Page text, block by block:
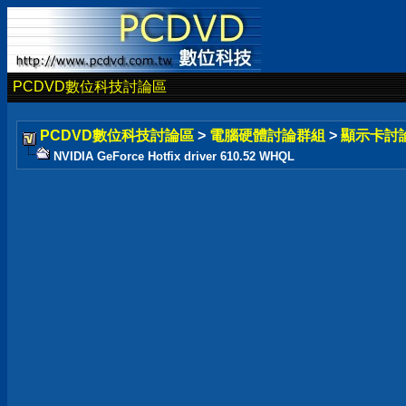
PCDVD數位科技討論區
PCDVD數位科技討論區 > 電腦硬體討論群組 > 顯示卡討
NVIDIA GeForce Hotfix driver 610.52 WHQL